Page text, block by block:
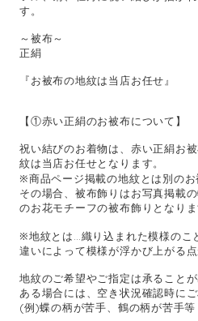
す。
～被布～
正絹
『お被布の地紋は当店お任せ』
【①赤い正絹のお被布について】
祝い結びのお着物は、赤い正絹お
紋は当店お任せとなります。
※商品ページ掲載の地紋とは別のお
その場合、被布飾りはお写真掲載
のお花モチーフの被布飾りとなりま
※地紋とは…織り込まれた模様のこ
違いによって模様が浮かび上がる点
地紋のご希望やご指定は承ること
ある場合には、空き状況確認時にご
(例)蝶の柄が苦手、鶴の柄が苦手等